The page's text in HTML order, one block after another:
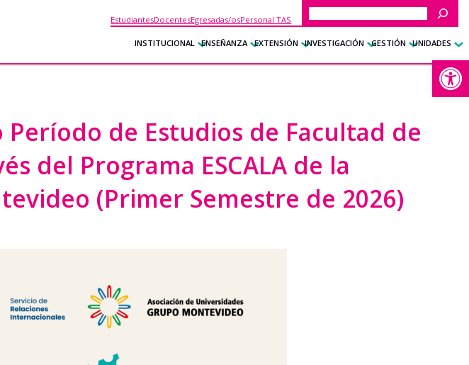
EstudiantesDocentesEgresadas/osPersonal TAS
Buscar
INSTITUCIONAL ENSEÑANZA EXTENSIÓN INVESTIGACIÓN GESTIÓN UNIDADES
de Estudios de Facultad de
del Programa ESCALA de la
(Primer Semestre de 2026)